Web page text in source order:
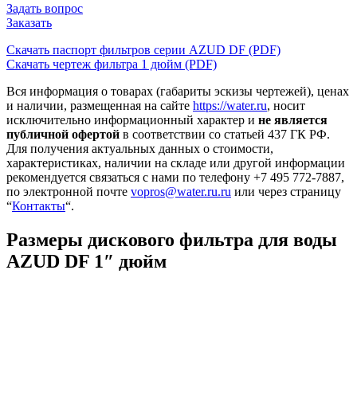
Задать вопрос
Заказать
Скачать паспорт фильтров серии AZUD DF (PDF)
Скачать чертеж фильтра 1 дюйм (PDF)
Вся информация о товарах (габариты эскизы чертежей), ценах
и наличии, размещенная на сайте https://water.ru, носит
исключительно информационный характер и не является
публичной офертой в соответствии со статьей 437 ГК РФ.
Для получения актуальных данных о стоимости,
характеристиках, наличии на складе или другой информации
рекомендуется связаться с нами по телефону +7 495 772-7887,
по электронной почте vopros@water.ru.ru или через страницу
“Контакты“.
Размеры дискового фильтра для воды
AZUD DF 1″ дюйм